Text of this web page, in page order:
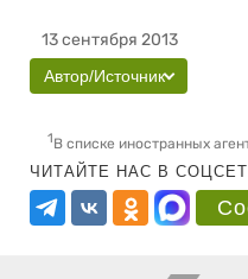
13 сентября 2013
Автор/Источник
1В списке иностранных
ЧИТАЙТЕ НАС В